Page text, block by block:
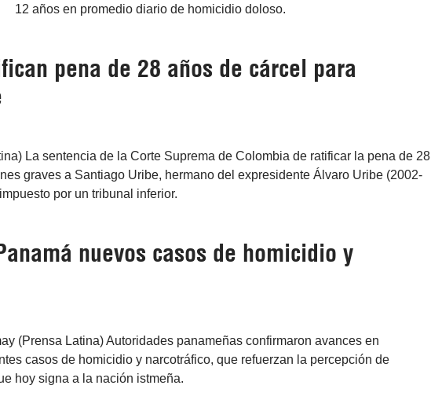
12 años en promedio diario de homicidio doloso.
pena de 28 años de cárcel para
La sentencia de la Corte Suprema de Colombia de ratificar la pena de 28
graves a Santiago Uribe, hermano del expresidente Álvaro Uribe (2002-
por un tribunal inferior.
nuevos casos de homicidio y
(Prensa Latina) Autoridades panameñas confirmaron avances en
casos de homicidio y narcotráfico, que refuerzan la percepción de
hoy signa a la nación istmeña.